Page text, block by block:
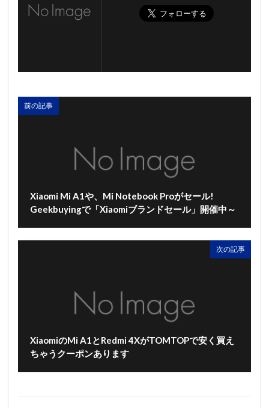
前の記事
Xiaomi Mi A1や、Mi Notebook Proがセール!
Geekbuyingで「Xiaomiブランドセール」開催中～
次の記事
XiaomiのMi A1とRedmi 4XがTOMTOPで安く買え
ちゃうクーポンあります